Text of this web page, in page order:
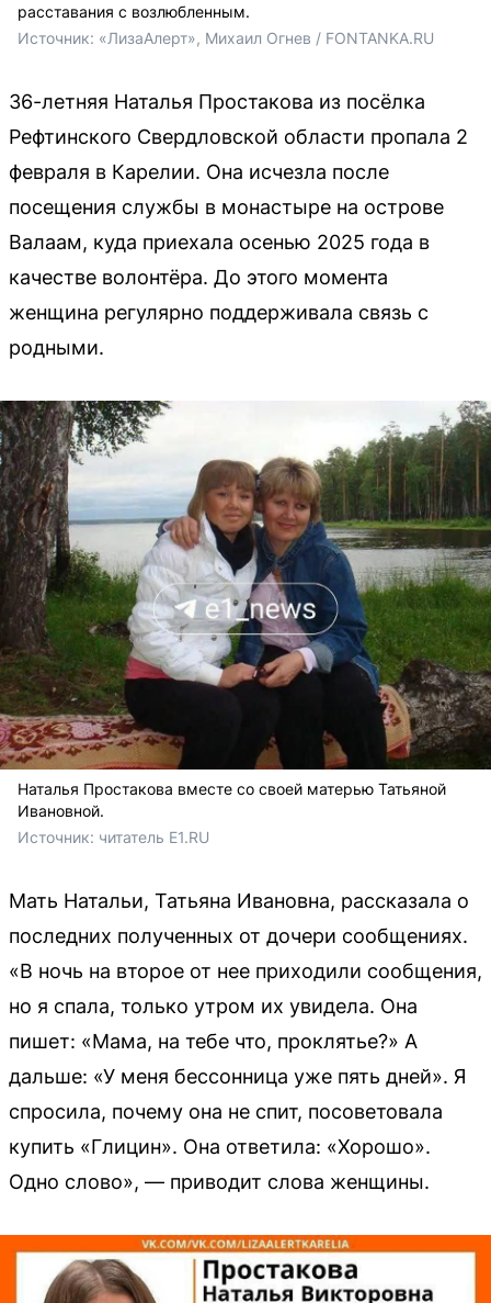
расставания с возлюбленным.
Источник: «ЛизаАлерт», Михаил Огнев / FONTANKA.RU
36-летняя Наталья Простакова из посёлка
Рефтинского Свердловской области пропала 2
февраля в Карелии. Она исчезла после
посещения службы в монастыре на острове
Валаам, куда приехала осенью 2025 года в
качестве волонтёра. До этого момента
женщина регулярно поддерживала связь с
родными.
Наталья Простакова вместе со своей матерью Татьяной
Ивановной.
Источник: читатель E1.RU
Мать Натальи, Татьяна Ивановна, рассказала о
последних полученных от дочери сообщениях.
«В ночь на второе от нее приходили сообщения,
но я спала, только утром их увидела. Она
пишет: «Мама, на тебе что, проклятье?» А
дальше: «У меня бессонница уже пять дней». Я
спросила, почему она не спит, посоветовала
купить «Глицин». Она ответила: «Хорошо».
Одно слово», — приводит слова женщины.